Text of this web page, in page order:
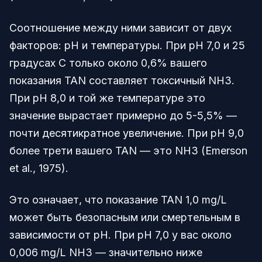
Соотношение между ними зависит от двух
факторов: pH и температуры. При pH 7,0 и 25
градусах C только около 0,6% вашего
показания TAN составляет токсичный NH3.
При pH 8,0 и той же температуре это
значение вырастает примерно до 5-5,5% —
почти десятикратное увеличение. При pH 9,0
более трети вашего TAN — это NH3 (Emerson
et al., 1975).
Это означает, что показание TAN 1,0 mg/L
может быть безопасным или смертельным в
зависимости от pH. При pH 7,0 у вас около
0,006 mg/L NH3 — значительно ниже